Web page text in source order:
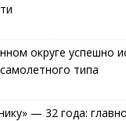
округе успешно
типа
— 32 года: